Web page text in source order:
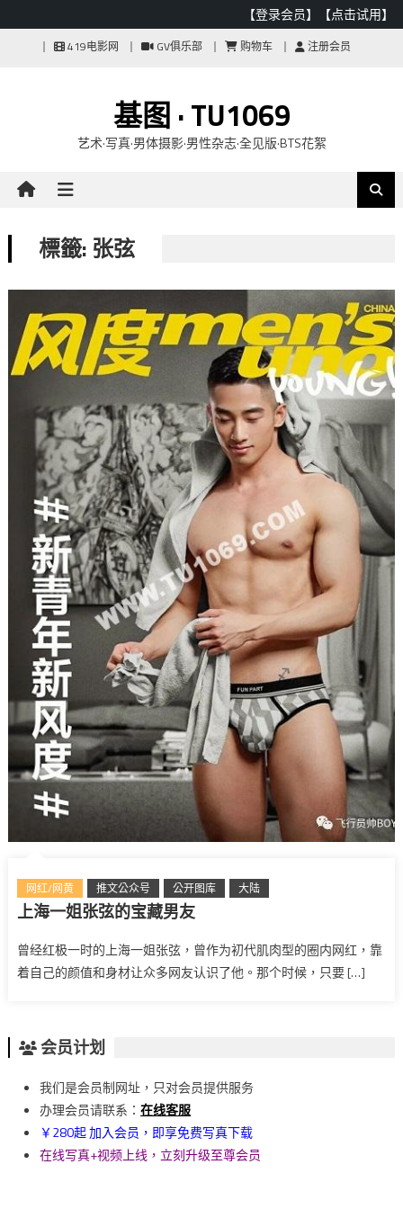
【登录会员】 【点击试用】
419电影网 GV俱乐部 购物车 注册会员
基图 · TU1069
艺术·写真·男体摄影·男性杂志·全见版·BTS花絮
標籤: 张弦
网红/网黄 推文公众号 公开图库 大陆
上海一姐张弦的宝藏男友
曾经红极一时的上海一姐张弦，曾作为初代肌肉型的圈内网红，靠
着自己的颜值和身材让众多网友认识了他。那个时候，只要 […]
会员计划
我们是会员制网址，只对会员提供服务
办理会员请联系： 在线客服
￥280起 加入会员，即享免费写真下载
在线写真+视频上线，立刻升级至尊会员